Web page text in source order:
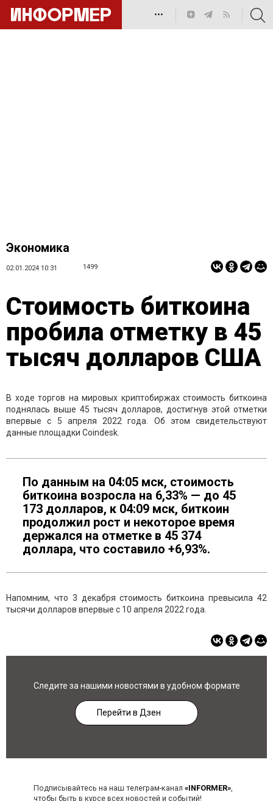
•••
Экономика
02.01.2024 10:31 1499
Стоимость биткоина
пробила отметку в 45
тысяч долларов США
В ходе торгов на мировых криптобиржах стоимость биткоина
поднялась выше 45 тысяч долларов, достигнув этой отметки
впервые с 5 апреля 2022 года. Об этом свидетельствуют
данные площадки Coindesk.
По данным на 04:05 мск, стоимость
биткоина возросла на 6,33% — до 45
173 долларов, к 04:09 мск, биткоин
продолжил рост и некоторое время
держался на отметке в 45 374
доллара, что составило +6,93%.
Напомним, что 3 декабря стоимость биткоина превысила 42
тысячи долларов впервые с 10 апреля 2022 года.
Следите за нашими новостями в удобном формате
Перейти в Дзен
Подписывайтесь на наш телеграм-канал «INFORMER»,
чтобы быть в курсе всех новостей и событий!